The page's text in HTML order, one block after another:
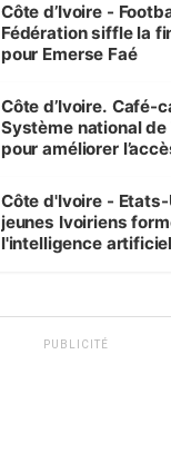
Côte d’Ivoire -
Fédération siffle la
pour Emerse Faé
Côte d’Ivoire. Café-
Système national
pour améliorer
Côte d'Ivoire -
jeunes Ivoiriens
l'intelligence
PUBLICITÉ